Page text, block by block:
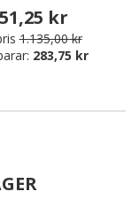
kr
1.135,00 kr
283,75 kr